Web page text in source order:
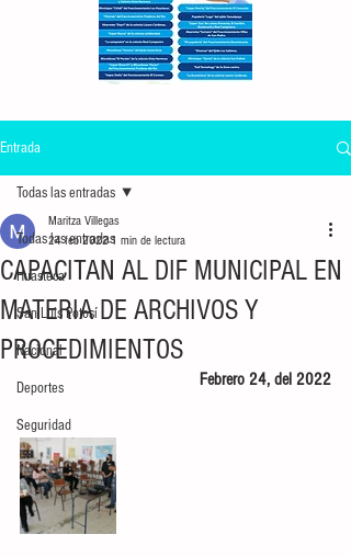
Entrada
Todas las entradas
Huasteca
San Luis Potosí
Nacional
Deportes
Seguridad
Todas las entradas
CAPACITAN AL DIF MUNICIPAL EN
MATERIA DE ARCHIVOS Y
PROCEDIMIENTOS
Maritza Villegas
24 feb 20221 min de lectura
Febrero 24, del 2022